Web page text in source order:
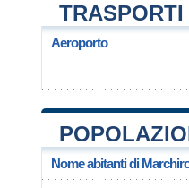
Aeroporto
Nome abitanti di